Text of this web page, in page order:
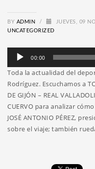
BY ADMIN / JUEVES, 09
UNCATEGORIZED
Reproductor
audio
00:00
Toda la actualidad del
Rodríguez. Escuchamos a
DE GIJÓN – REAL
CUERVO para analizar
JOSÉ ANTONIO PÉREZ,
sobre el viaje; también